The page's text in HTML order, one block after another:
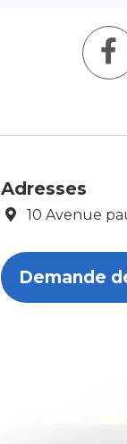
Adresses
10 Avenue
Demande